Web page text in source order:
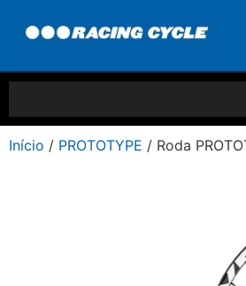
Início / PROTOTYPE / Roda